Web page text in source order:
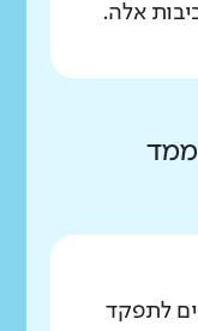
אלה.
לתפקד